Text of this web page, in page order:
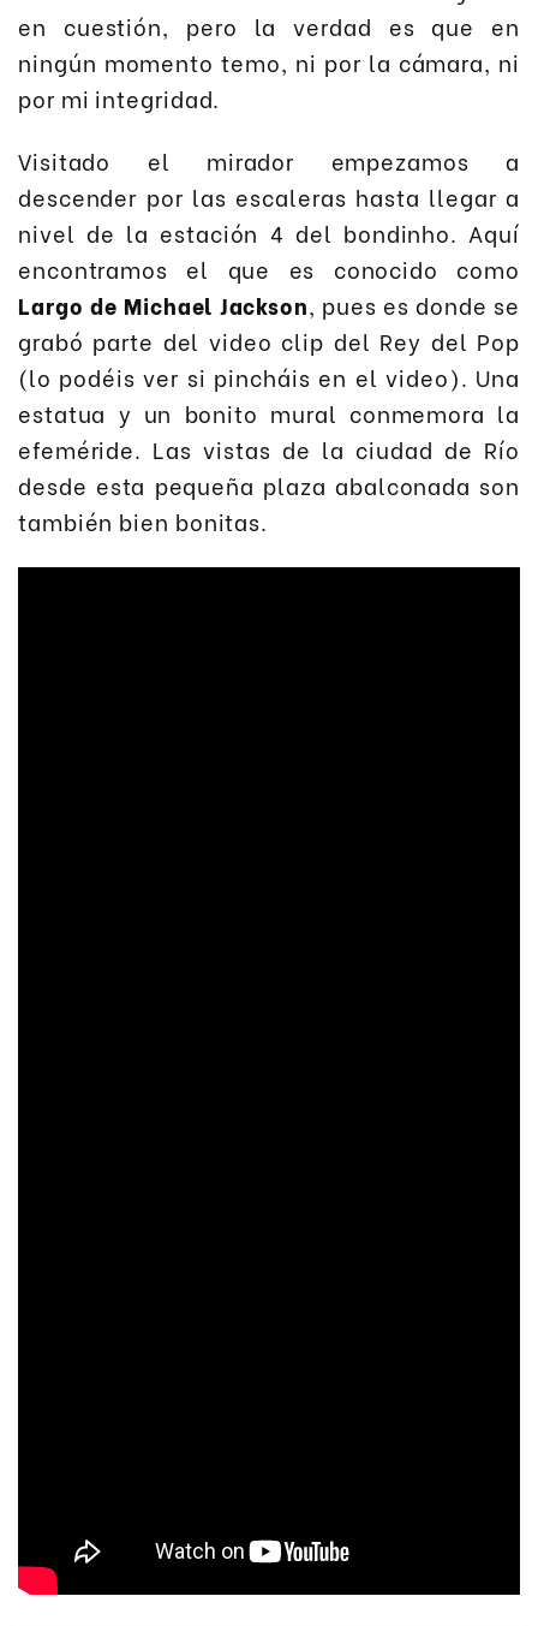
en cuestión, pero la verdad es que en
ningún momento temo, ni por la cámara, ni
por mi integridad.
Visitado el mirador empezamos a
descender por las escaleras hasta llegar a
nivel de la estación 4 del bondinho. Aquí
encontramos el que es conocido como
Largo de Michael Jackson, pues es donde se
grabó parte del video clip del Rey del Pop
(lo podéis ver si pincháis en el video). Una
estatua y un bonito mural conmemora la
efeméride. Las vistas de la ciudad de Río
desde esta pequeña plaza abalconada son
también bien bonitas.